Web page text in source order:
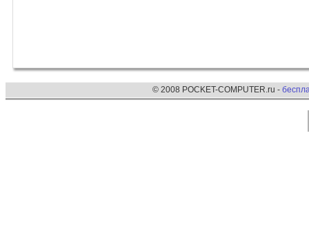
© 2008 POCKET-COMPUTER.ru -